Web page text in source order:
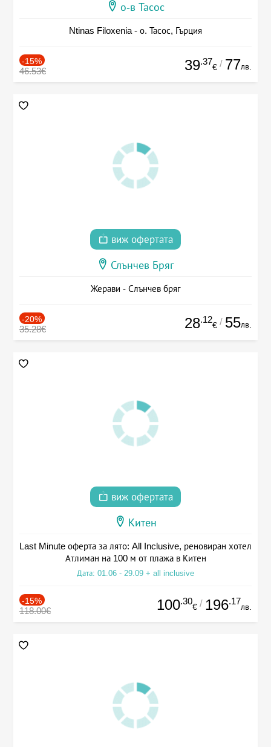
о-в Тасос
Ntinas Filoxenia - о. Тасос, Гърция
-15%
46.53€ 39.37
€ / 77лв.
виж офертата
Слънчев Бряг
Жерави - Слънчев бряг
-20%
35.28€ 28.12
€ / 55лв.
виж офертата
Китен
Last Minute оферта за лято: All Inclusive, реновиран хотел
Атлиман на 100 м от плажа в Китен
Дата: 01.06 - 29.09 + all inclusive
-15%
118.00€ 100.30
€ / 196.17
лв.